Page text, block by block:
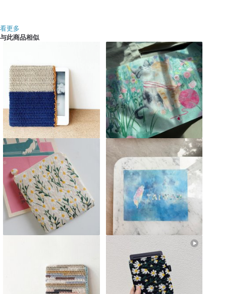
看更多
与此商品相似